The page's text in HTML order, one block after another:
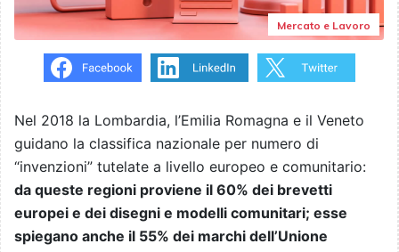
Mercato e Lavoro
Nel 2018 la Lombardia, l’Emilia Romagna e il Veneto
guidano la classifica nazionale per numero di
“invenzioni” tutelate a livello europeo e comunitario:
da queste regioni proviene il 60% dei brevetti
europei e dei disegni e modelli comunitari; esse
spiegano anche il 55% dei marchi dell’Unione